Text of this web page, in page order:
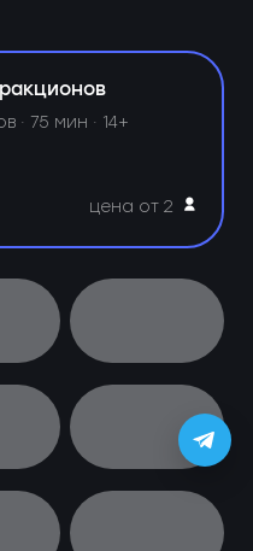
· 75 мин · 14+
цена от 2